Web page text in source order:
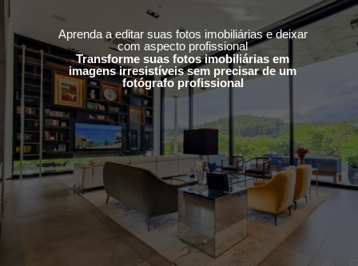
Aprenda a editar suas fotos imobiliárias e deixar
com aspecto profissional
Transforme suas fotos imobiliárias em
imagens irresistíveis sem precisar de um
fotógrafo profissional